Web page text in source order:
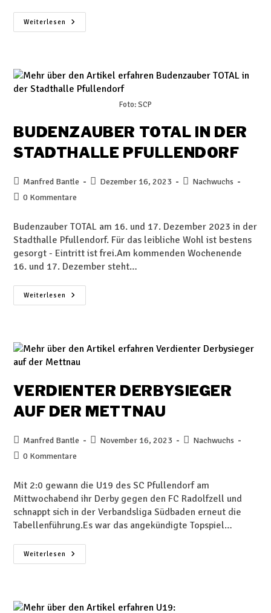
Weiterlesen
Foto: SCP
BUDENZAUBER TOTAL IN DER
STADTHALLE PFULLENDORF
Manfred Bantle Dezember 16, 2023
Nachwuchs
0 Kommentare
Budenzauber TOTAL am 16. und 17. Dezember 2023 in der
Stadthalle Pfullendorf. Für das leibliche Wohl ist bestens
gesorgt - Eintritt ist frei.Am kommenden Wochenende
16. und 17. Dezember steht…
Weiterlesen
VERDIENTER DERBYSIEGER
AUF DER METTNAU
Manfred Bantle November 16, 2023
Nachwuchs
0 Kommentare
Mit 2:0 gewann die U19 des SC Pfullendorf am
Mittwochabend ihr Derby gegen den FC Radolfzell und
schnappt sich in der Verbandsliga Südbaden erneut die
Tabellenführung.Es war das angekündigte Topspiel…
Weiterlesen